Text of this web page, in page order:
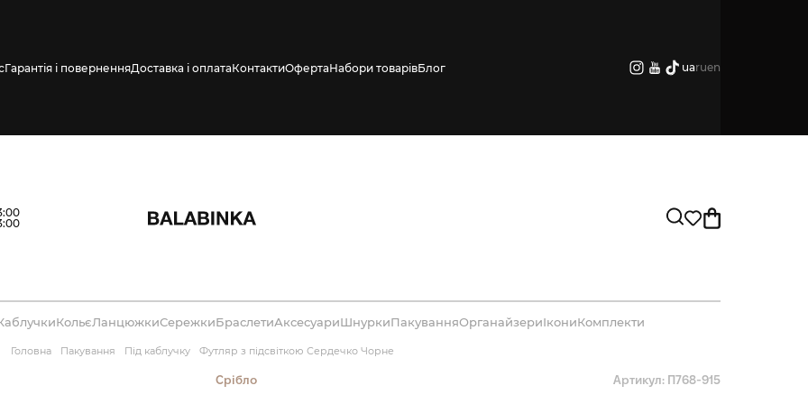
Гарантія і поверненняДоставка і оплатаКонтактиОфертаНабори товарівБлог uaruen
КольєЛанцюжкиСережкиБраслетиАксесуариШнуркиПакуванняОрганайзериІкониКомплекти
Головна Пакування Під каблучку Футляр з підсвіткою Сердечко Чорне
Срібло Артикул: П768-915